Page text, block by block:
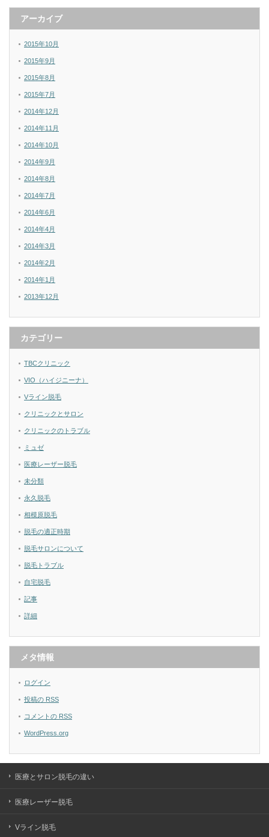
アーカイブ
2015年10月
2015年9月
2015年8月
2015年7月
2014年12月
2014年11月
2014年10月
2014年9月
2014年8月
2014年7月
2014年6月
2014年4月
2014年3月
2014年2月
2014年1月
2013年12月
カテゴリー
TBCクリニック
VIO（ハイジニーナ）
Vライン脱毛
クリニックとサロン
クリニックのトラブル
ミュゼ
医療レーザー脱毛
未分類
永久脱毛
相模原脱毛
脱毛の適正時期
脱毛サロンについて
脱毛トラブル
自宅脱毛
記事
詳細
メタ情報
ログイン
投稿の RSS
コメントの RSS
WordPress.org
医療とサロン脱毛の違い
医療レーザー脱毛
Vライン脱毛